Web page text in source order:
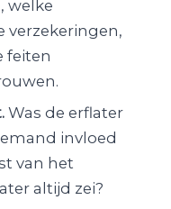
welke
verzekeringen,
feiten
Was de erflater
invloed
van het
altijd zei?